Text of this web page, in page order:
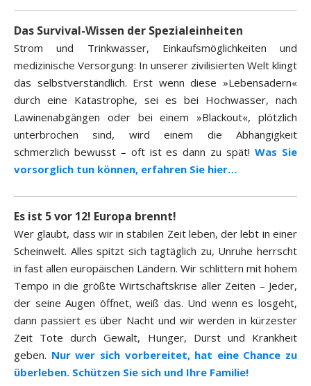
Das Survival-Wissen der Spezialeinheiten
Strom und Trinkwasser, Einkaufsmöglichkeiten und
medizinische Versorgung: In unserer zivilisierten Welt klingt
das selbstverständlich. Erst wenn diese »Lebensadern«
durch eine Katastrophe, sei es bei Hochwasser, nach
Lawinenabgängen oder bei einem »Blackout«, plötzlich
unterbrochen sind, wird einem die Abhängigkeit
schmerzlich bewusst – oft ist es dann zu spät!Was Sie
vorsorglich tun können, erfahren Sie hier…
Es ist 5 vor 12! Europa brennt!
Wer glaubt, dass wir in stabilen Zeit leben, der lebt in einer
Scheinwelt. Alles spitzt sich tagtäglich zu, Unruhe herrscht
in fast allen europäischen Ländern. Wir schlittern mit hohem
Tempo in die größte Wirtschaftskrise aller Zeiten – Jeder,
der seine Augen öffnet, weiß das. Und wenn es losgeht,
dann passiert es über Nacht und wir werden in kürzester
Zeit Tote durch Gewalt, Hunger, Durst und Krankheit
geben. Nur wer sich vorbereitet, hat eine Chance zu
überleben. Schützen Sie sich und Ihre Familie!